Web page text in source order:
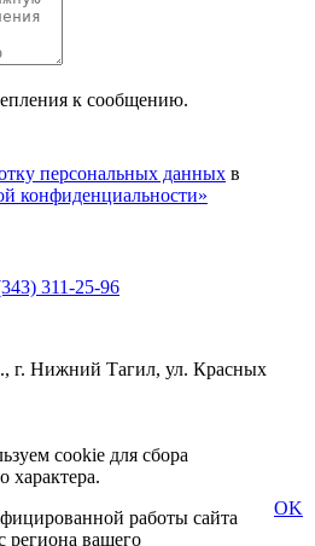
к сообщению.
персональных данных в
конфиденциальности»
311-25-96
г. Нижний Тагил, ул. Красных
cookie для сбора
характера.
работы сайта
региона вашего
OK